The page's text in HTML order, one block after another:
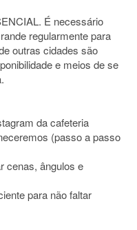
É necessário
regularmente para
outras cidades são
e meios de se
da cafeteria
(passo a passo
cenas, ângulos e
para não faltar